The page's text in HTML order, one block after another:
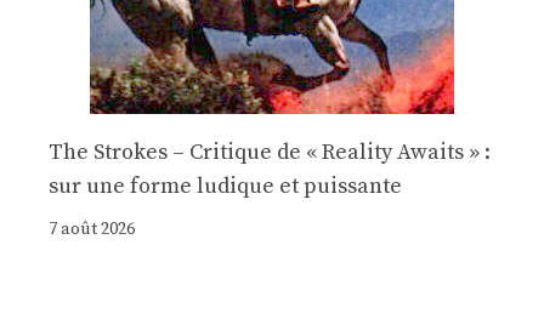
The Strokes – Critique de « Reality Awaits » :
sur une forme ludique et puissante
7 août 2026